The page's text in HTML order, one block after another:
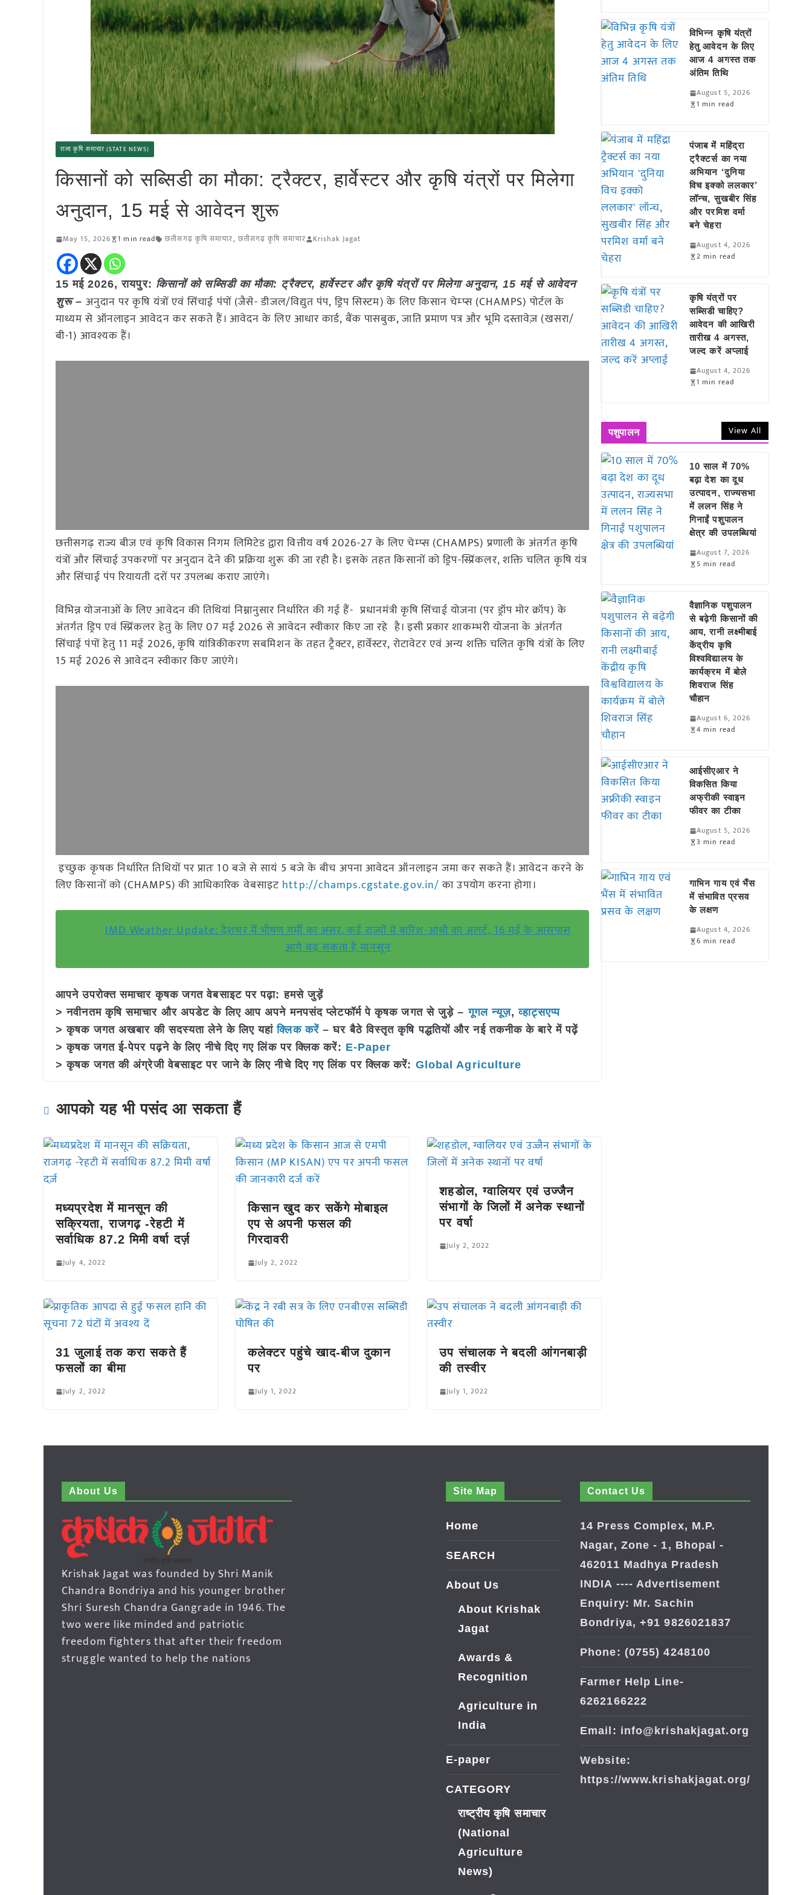
राज्य कृषि समाचार (STATE NEWS)
किसानों को सब्सिडी का मौका: ट्रैक्टर, हार्वेस्टर और कृषि यंत्रों पर मिलेगा
अनुदान, 15 मई से आवेदन शुरू
May 15, 2026 1 min read छत्तीसगढ़ कृषि समाचार, छत्तीसगढ़ कृषि समाचार Krishak Jagat
15 मई 2026, रायपुर: किसानों को सब्सिडी का मौका: ट्रैक्टर, हार्वेस्टर और कृषि यंत्रों पर मिलेगा अनुदान, 15 मई से आवेदन
शुरू – अनुदान पर कृषि यंत्रों एवं सिंचाई पंपों (जैसे- डीजल/विद्युत पंप, ड्रिप सिस्टम) के लिए किसान चेम्प्स (CHAMPS) पोर्टल के
माध्यम से ऑनलाइन आवेदन कर सकते हैं। आवेदन के लिए आधार कार्ड, बैंक पासबुक, जाति प्रमाण पत्र और भूमि दस्तावेज़ (खसरा/
बी-1) आवश्यक हैं।
छत्तीसगढ़ राज्य बीज एवं कृषि विकास निगम लिमिटेड द्वारा वित्तीय वर्ष 2026-27 के लिए चेम्प्स (CHAMPS) प्रणाली के अंतर्गत कृषि
यंत्रों और सिंचाई उपकरणों पर अनुदान देने की प्रक्रिया शुरू की जा रही है। इसके तहत किसानों को ड्रिप-स्प्रिंकलर, शक्ति चलित कृषि यंत्र
और सिंचाई पंप रियायती दरों पर उपलब्ध कराए जाएंगे।
विभिन्न योजनाओं के लिए आवेदन की तिथियां निम्नानुसार निर्धारित की गई हैं- प्रधानमंत्री कृषि सिंचाई योजना (पर ड्रॉप मोर क्रॉप) के
अंतर्गत ड्रिप एवं स्प्रिंकलर हेतु के लिए 07 मई 2026 से आवेदन स्वीकार किए जा रहे है। इसी प्रकार शाकम्भरी योजना के अंतर्गत
सिंचाई पंपों हेतु 11 मई 2026, कृषि यांत्रिकीकरण सबमिशन के तहत ट्रैक्टर, हार्वेस्टर, रोटावेटर एवं अन्य शक्ति चलित कृषि यंत्रों के लिए
15 मई 2026 से आवेदन स्वीकार किए जाएंगे।
इच्छुक कृषक निर्धारित तिथियों पर प्रातः 10 बजे से सायं 5 बजे के बीच अपना आवेदन ऑनलाइन जमा कर सकते हैं। आवेदन करने के
लिए किसानों को (CHAMPS) की आधिकारिक वेबसाइट http://champs.cgstate.gov.in/का उपयोग करना होगा।
IMD Weather Update: देशभर में भीषण गर्मी का असर, कई राज्यों में बारिश-आंधी का अलर्ट, 16 मई के आसपास
आगे बढ़ सकता है मानसून
आपने उपरोक्त समाचार कृषक जगत वेबसाइट पर पढ़ा: हमसे जुड़ें
> नवीनतम कृषि समाचार और अपडेट के लिए आप अपने मनपसंद प्लेटफॉर्म पे कृषक जगत से जुड़े – गूगल न्यूज़,व्हाट्सएप्प
> कृषक जगत अखबार की सदस्यता लेने के लिए यहांक्लिक करें– घर बैठे विस्तृत कृषि पद्धतियों और नई तकनीक के बारे में पढ़ें
> कृषक जगत ई-पेपर पढ़ने के लिए नीचे दिए गए लिंक पर क्लिक करें: E-Paper
> कृषक जगत की अंग्रेजी वेबसाइट पर जाने के लिए नीचे दिए गए लिंक पर क्लिक करें: Global Agriculture
आपको यह भी पसंद आ सकता हैं
मध्यप्रदेश में मानसून की
सक्रियता, राजगढ़ -रेहटी में
सर्वाधिक 87.2 मिमी वर्षा दर्ज़
July 4, 2022
किसान खुद कर सकेंगे मोबाइल
एप से अपनी फसल की
गिरदावरी
July 2, 2022
शहडोल, ग्वालियर एवं उज्जैन
संभागों के जिलों में अनेक स्थानों
पर वर्षा
July 2, 2022
31 जुलाई तक करा सकते हैं
फसलों का बीमा
July 2, 2022
कलेक्टर पहुंचे खाद-बीज दुकान
पर
July 1, 2022
उप संचालक ने बदली आंगनबाड़ी
की तस्वीर
July 1, 2022
विभिन्न कृषि यंत्रों
हेतु आवेदन के लिए
आज 4 अगस्त तक
अंतिम तिथि
August 5, 2026
1 min read
पंजाब में महिंद्रा
ट्रैक्टर्स का नया
अभियान ‘दुनिया
विच इक्को ललकार’
लॉन्च, सुखबीर सिंह
और परमिश वर्मा
बने चेहरा
August 4, 2026
2 min read
कृषि यंत्रों पर
सब्सिडी चाहिए?
आवेदन की आखिरी
तारीख 4 अगस्त,
जल्द करें अप्लाई
August 4, 2026
1 min read
पशुपालन View All
10 साल में 70%
बढ़ा देश का दूध
उत्पादन, राज्यसभा
में ललन सिंह ने
गिनाईं पशुपालन
क्षेत्र की उपलब्धियां
August 7, 2026
5 min read
वैज्ञानिक पशुपालन
से बढ़ेगी किसानों की
आय, रानी लक्ष्मीबाई
केंद्रीय कृषि
विश्वविद्यालय के
कार्यक्रम में बोले
शिवराज सिंह
चौहान
August 6, 2026
4 min read
आईसीएआर ने
विकसित किया
अफ्रीकी स्वाइन
फीवर का टीका
August 5, 2026
3 min read
गाभिन गाय एवं भैंस
में संभावित प्रसव
के लक्षण
August 4, 2026
6 min read
About Us
Krishak Jagat was founded by Shri Manik
Chandra Bondriya and his younger brother
Shri Suresh Chandra Gangrade in 1946. The
two were like minded and patriotic
freedom fighters that after their freedom
struggle wanted to help the nations
Site Map
Home
SEARCH
About Us
About Krishak
Jagat
Awards &
Recognition
Agriculture in
India
E-paper
CATEGORY
राष्ट्रीय कृषि समाचार
(National
Agriculture
News)
Contact Us
14 Press Complex, M.P.
Nagar, Zone - 1, Bhopal -
462011 Madhya Pradesh
INDIA ---- Advertisement
Enquiry: Mr. Sachin
Bondriya, +91 9826021837
Phone: (0755) 4248100
Farmer Help Line-
6262166222
Email: info@krishakjagat.org
Website:
https://www.krishakjagat.org/